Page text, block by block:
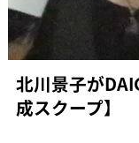
北川景子が
成スクープ】